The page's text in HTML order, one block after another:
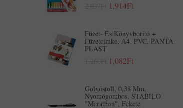
1,914Ft
Füzet- És Könyvborító +
Füzetcímke, A4. PVC, PANTA
PLAST
1,082Ft
Golyóstoll, 0,38 Mm,
Nyomógombos, STABILO
"Marathon", Fekete